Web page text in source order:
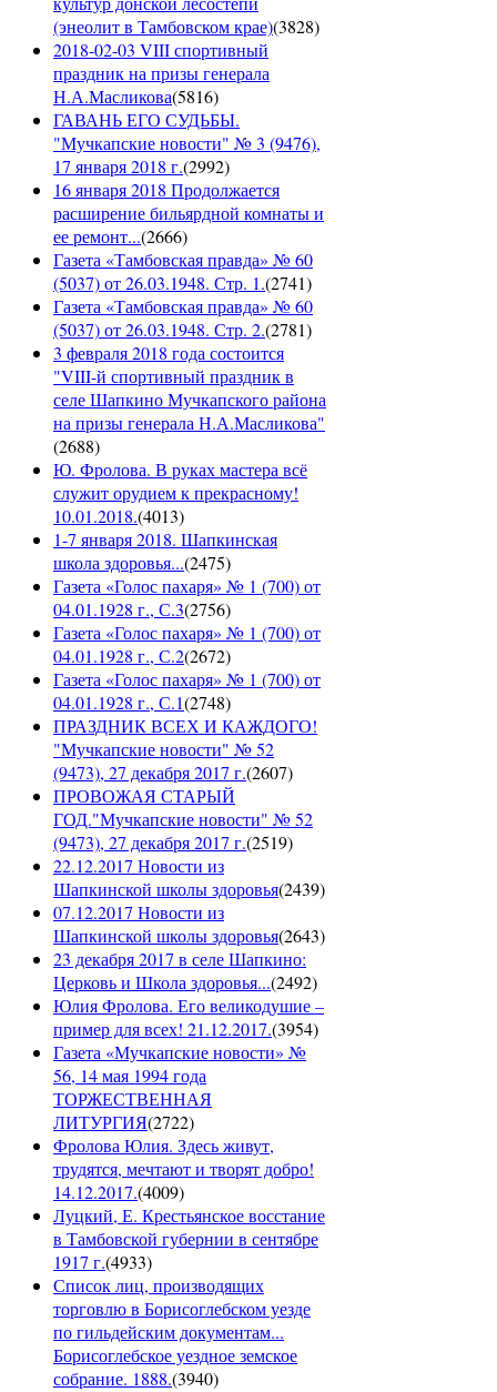
(энеолит в Тамбовском крае)(3828)
2018-02-03 VIII спортивный
праздник на призы генерала
Н.А.Масликова(5816)
ГАВАНЬ ЕГО СУДЬБЫ.
"Мучкапские новости" № 3 (9476),
17 января 2018 г.(2992)
16 января 2018 Продолжается
расширение бильярдной комнаты и
ее ремонт...(2666)
Газета «Тамбовская правда» № 60
(5037) от 26.03.1948. Стр. 1.(2741)
Газета «Тамбовская правда» № 60
(5037) от 26.03.1948. Стр. 2.(2781)
3 февраля 2018 года состоится
"VIII-й спортивный праздник в
селе Шапкино Мучкапского района
на призы генерала Н.А.Масликова"
(2688)
Ю. Фролова. В руках мастера всё
служит орудием к прекрасному!
10.01.2018.(4013)
1-7 января 2018. Шапкинская
школа здоровья...(2475)
Газета «Голос пахаря» № 1 (700) от
04.01.1928 г., С.3(2756)
Газета «Голос пахаря» № 1 (700) от
04.01.1928 г., С.2(2672)
Газета «Голос пахаря» № 1 (700) от
04.01.1928 г., С.1(2748)
ПРАЗДНИК ВСЕХ И КАЖДОГО!
"Мучкапские новости" № 52
(9473), 27 декабря 2017 г.(2607)
ПРОВОЖАЯ СТАРЫЙ
ГОД."Мучкапские новости" № 52
(9473), 27 декабря 2017 г.(2519)
22.12.2017 Новости из
Шапкинской школы здоровья(2439)
07.12.2017 Новости из
Шапкинской школы здоровья(2643)
23 декабря 2017 в селе Шапкино:
Церковь и Школа здоровья...(2492)
Юлия Фролова. Его великодушие –
пример для всех! 21.12.2017.(3954)
Газета «Мучкапские новости» №
56, 14 мая 1994 года
ТОРЖЕСТВЕННАЯ
ЛИТУРГИЯ(2722)
Фролова Юлия. Здесь живут,
трудятся, мечтают и творят добро!
14.12.2017.(4009)
Луцкий, Е. Крестьянское восстание
в Тамбовской губернии в сентябре
1917 г.(4933)
Список лиц, производящих
торговлю в Борисоглебском уезде
по гильдейским документам...
Борисоглебское уездное земское
собрание. 1888.(3940)